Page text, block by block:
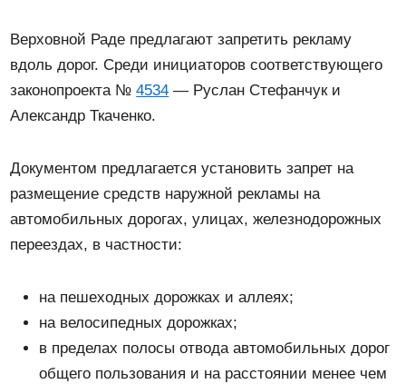
Верховной Раде предлагают запретить рекламу
вдоль дорог. Среди инициаторов соответствующего
законопроекта №4534 — Руслан Стефанчук и
Александр Ткаченко.
Документом предлагается установить запрет на
размещение средств наружной рекламы на
автомобильных дорогах, улицах, железнодорожных
переездах, в частности:
на пешеходных дорожках и аллеях;
на велосипедных дорожках;
в пределах полосы отвода автомобильных дорог
общего пользования и на расстоянии менее чем